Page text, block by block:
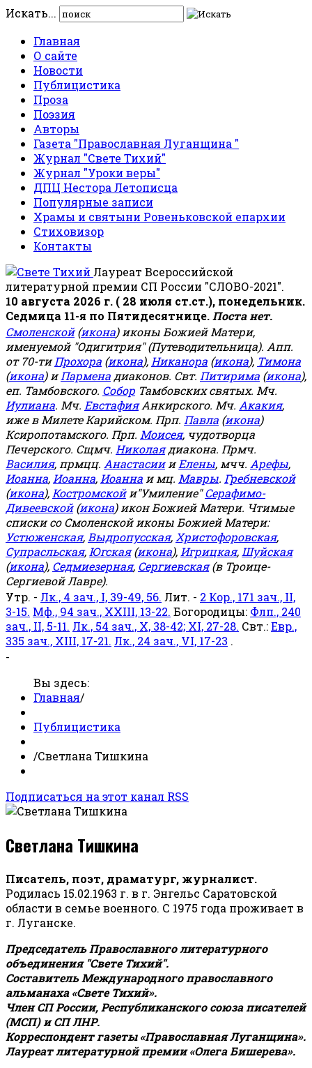
Искать...
Главная
О сайте
Новости
Публицистика
Проза
Поэзия
Авторы
Газета "Православная Луганщина "
Журнал "Свете Тихий"
Журнал "Уроки веры"
ДПЦ Нестора Летописца
Популярные записи
Храмы и святыни Ровеньковской епархии
Стиховизор
Контакты
Лауреат Всероссийской
литературной премии СП России "СЛОВО-2021".
10 августа 2026 г. ( 28 июля ст.ст.), понедельник.
Седмица 11-я по Пятидесятнице. Поста нет.
Смоленской(икона) иконы Божией Матери,
именуемой "Одигитрия" (Путеводительница). Апп.
от 70-тиПрохора (икона), Никанора (икона), Тимона
(икона) иПармена диаконов. Свт. Питирима (икона),
еп. Тамбовского. Собор Тамбовских святых. Мч.
Иулиана. Мч. ЕвстафияАнкирского. Мч. Акакия,
иже в Милете Карийском. Прп. Павла (икона)
Ксиропотамского. Прп. Моисея, чудотворца
Печерского. Сщмч. Николаядиакона. Прмч.
Василия, прмцц. АнастасиииЕлены, мчч. Арефы,
Иоанна, Иоанна, Иоанна и мц. Мавры. Гребневской
(икона), Костромскойи"Умиление"Серафимо-
Дивеевской(икона) икон Божией Матери. Чтимые
списки со Смоленской иконы Божией Матери:
Устюженская, Выдропусская, Христофоровская,
Супрасльская, Югская(икона), Игрицкая, Шуйская
(икона), Седмиезерная, Сергиевская(в Троице-
Сергиевой Лавре).
Утр. - Лк., 4 зач., I, 39-49, 56. Лит. - 2 Кор., 171 зач., II,
3-15. Мф., 94 зач., XXIII, 13-22. Богородицы: Флп., 240
зач., II, 5-11. Лк., 54 зач., X, 38-42; XI, 27-28. Свт.:Евр.,
335 зач., XIII, 17-21. Лк., 24 зач., VI, 17-23 .
-
Вы здесь:
Главная/
Публицистика
/Светлана Тишкина
Подписаться на этот канал RSS
Светлана Тишкина
Писатель, поэт, драматург, журналист.
Родилась 15.02.1963 г. в г. Энгельс Саратовской
области в семье военного. С 1975 года проживает в
г. Луганске.
Председатель Православного литературного
объединения "Свете Тихий".
Составитель Международного православного
альманаха «Свете Тихий».
Член СП России, Республиканского союза писателей
(МСП) и СП ЛНР.
Корреспондент газеты «Православная Луганщина».
Лауреат литературной премии «Олега Бишерева».